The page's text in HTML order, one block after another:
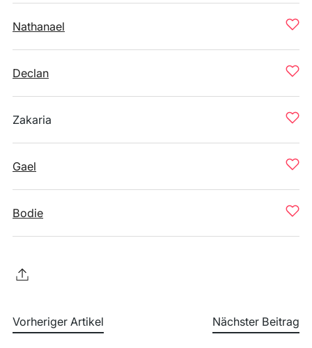
Nathanael
Declan
Zakaria
Gael
Bodie
Vorheriger Artikel Nächster Beitrag